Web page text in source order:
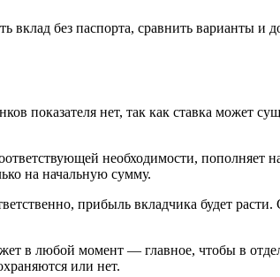
без паспорта, сравнить варианты и
показателя нет, так как ставка может
необходимости, пополняет
на начальную сумму.
прибыль вкладчика будет расти.
в любой момент — главное, чтобы в
или нет.